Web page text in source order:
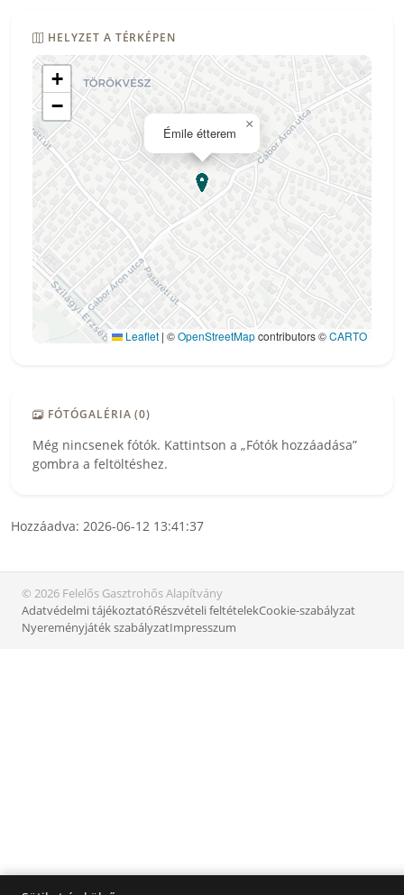
HELYZET A TÉRKÉPEN
Émile étterem
×
+
−
Leaflet | ©OpenStreetMapcontributors ©CARTO
FÓTÓGALÉRIA (0)
Még nincsenek fótók. Kattintson a „Fótók hozzáadása”
gombra a feltöltéshez.
Hozzáadva: 2026-06-12 13:41:37
© 2026 Felelős Gasztrohős Alapítvány
Adatvédelmi tájékoztatóRészvételi feltételekCookie-szabályzat
Nyereményjáték szabályzatImpresszum